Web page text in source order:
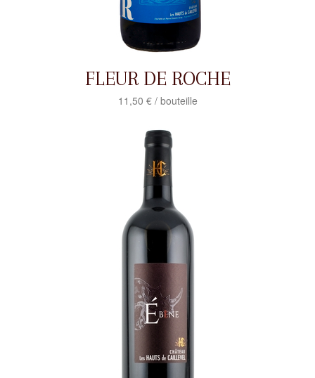
FLEUR DE ROCHE
11,50 € / bouteille